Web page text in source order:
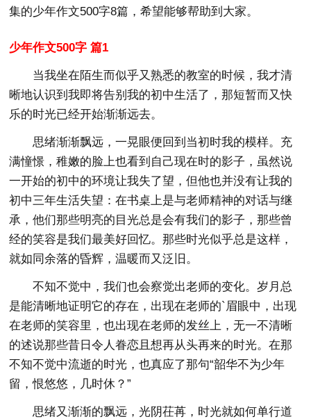
集的少年作文500字8篇，希望能够帮助到大家。
少年作文500字 篇1
当我坐在陌生而似乎又熟悉的教室的时候，我才清
晰地认识到我即将告别我的初中生活了，那短暂而又快
乐的时光已经开始渐渐远去。
思绪渐渐飘远，一晃眼便回到当初时我的模样。充
满憧憬，稚嫩的脸上也看到自己现在时的影子，虽然说
一开始的初中的环境让我失了望，但他也并没有让我的
初中三年生活失望：在书桌上是与老师精神的对话与继
承，他们那些明亮的目光总是会有我们的影子，那些曾
经的笑容是我们最美好回忆。那些时光似乎总是这样，
就如同余落的昏辉，温暖而又泛旧。
不知不觉中，我们也会察觉出老师的变化。岁月总
是能清晰地证明它的存在，出现在老师的`眉眼中，出现
在老师的笑容里，也出现在老师的发丝上，无一不清晰
的述说那些昔日令人眷恋且想再从头再来的时光。在那
不知不觉中流逝的时光，也真应了那句“韶华不为少年
留，恨悠悠，几时休？”
思绪又渐渐的飘远，光阴茌苒，时光就如何单行道